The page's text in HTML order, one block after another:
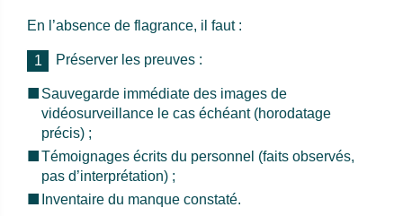
En l’absence de flagrance, il faut :
Préserver les preuves :
Sauvegarde immédiate des images de
vidéosurveillance le cas échéant (horodatage
précis) ;
Témoignages écrits du personnel (faits observés,
pas d’interprétation) ;
Inventaire du manque constaté.